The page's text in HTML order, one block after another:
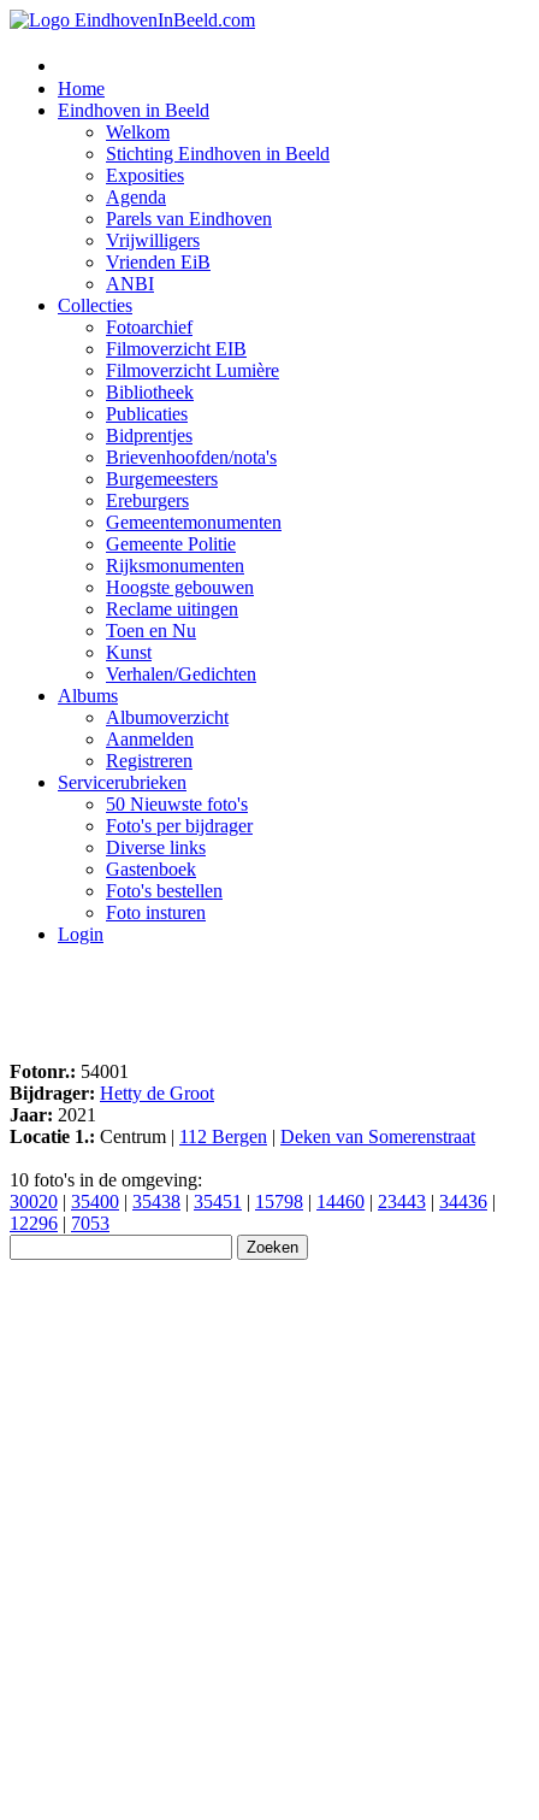
Home
Eindhoven in Beeld
Welkom
Stichting Eindhoven in Beeld
Exposities
Agenda
Parels van Eindhoven
Vrijwilligers
Vrienden EiB
ANBI
Collecties
Fotoarchief
Filmoverzicht EIB
Filmoverzicht Lumière
Bibliotheek
Publicaties
Bidprentjes
Brievenhoofden/nota's
Burgemeesters
Ereburgers
Gemeentemonumenten
Gemeente Politie
Rijksmonumenten
Hoogste gebouwen
Reclame uitingen
Toen en Nu
Kunst
Verhalen/Gedichten
Albums
Albumoverzicht
Aanmelden
Registreren
Servicerubrieken
50 Nieuwste foto's
Foto's per bijdrager
Diverse links
Gastenboek
Foto's bestellen
Foto insturen
Login
Fotonr.: 54001
Bijdrager: Hetty de Groot
Jaar: 2021
Locatie 1.: Centrum | 112 Bergen | Deken van Somerenstraat
10 foto's in de omgeving:
30020 | 35400 | 35438 | 35451 | 15798 | 14460 | 23443 | 34436 |
12296 | 7053